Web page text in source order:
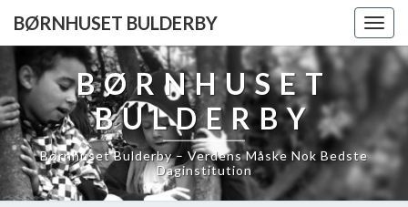
BØRNHUSET BULDERBY
BØRNHUSET
BULDERBY
Børnhuset Bulderby – Verdens Måske Nok Bedste
Daginstitution